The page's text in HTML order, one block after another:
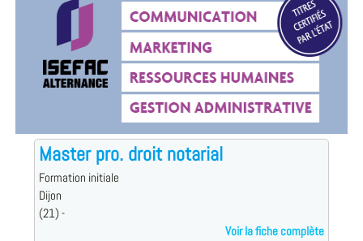
Master pro. droit notarial
Formation initiale
Dijon
(21) -
Voir la fiche complète